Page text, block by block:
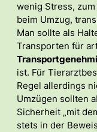
wenig Stress,
beim Umzug,
Man sollte als
Transporten für
ist. Für
Regel allerdings
Umzügen sollten
Sicherheit „mit
stets in der